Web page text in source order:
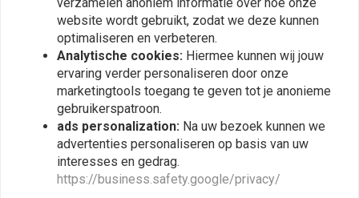
Vergelijkbare producten
website wordt gebruikt, zodat we deze kunnen
optimaliseren en verbeteren.
Analytische cookies: Hiermee kunnen wij jouw
ervaring verder personaliseren door onze
marketingtools toegang te geven tot je anonieme
gebruikerspatroon.
ads personalization: Na uw bezoek kunnen we
advertenties personaliseren op basis van uw
interesses en gedrag.
https://business.safety.google/privacy/